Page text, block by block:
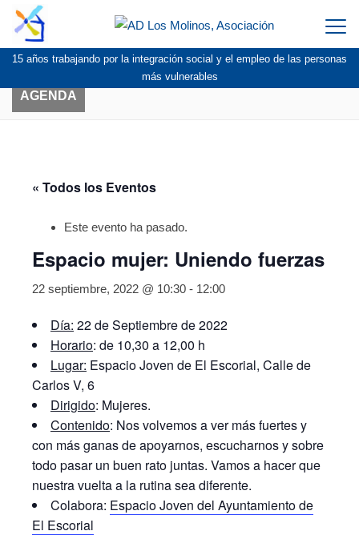
15 años trabajando por la integración social y el empleo de las personas
más vulnerables
AGENDA
« Todos los Eventos
Este evento ha pasado.
Espacio mujer: Uniendo fuerzas
22 septiembre, 2022 @ 10:30 - 12:00
Día: 22 de Septiembre de 2022
Horario: de 10,30 a 12,00 h
Lugar: Espacio Joven de El Escorial, Calle de
Carlos V, 6
Dirigido: Mujeres.
Contenido: Nos volvemos a ver más fuertes y
con más ganas de apoyarnos, escucharnos y sobre
todo pasar un buen rato juntas. Vamos a hacer que
nuestra vuelta a la rutina sea diferente.
Colabora: Espacio Joven del Ayuntamiento de
El Escorial